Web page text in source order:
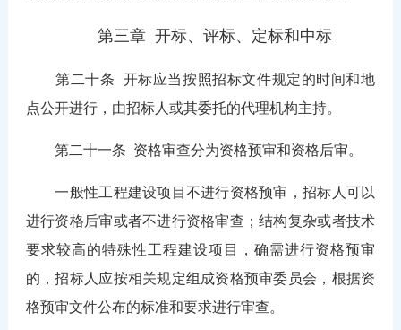
第三章 开标、评标、定标和中标
第二十条 开标应当按照招标文件规定的时间和地
点公开进行，由招标人或其委托的代理机构主持。
第二十一条 资格审查分为资格预审和资格后审。
一般性工程建设项目不进行资格预审，招标人可以
进行资格后审或者不进行资格审查；结构复杂或者技术
要求较高的特殊性工程建设项目，确需进行资格预审
的，招标人应按相关规定组成资格预审委员会，根据资
格预审文件公布的标准和要求进行审查。